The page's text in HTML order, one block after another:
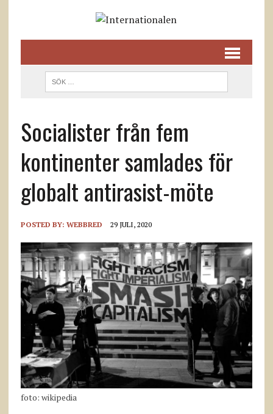
Socialister från fem
kontinenter samlades för
globalt antirasist-möte
POSTED BY: WEBBRED 29 JULI, 2020
foto: wikipedia